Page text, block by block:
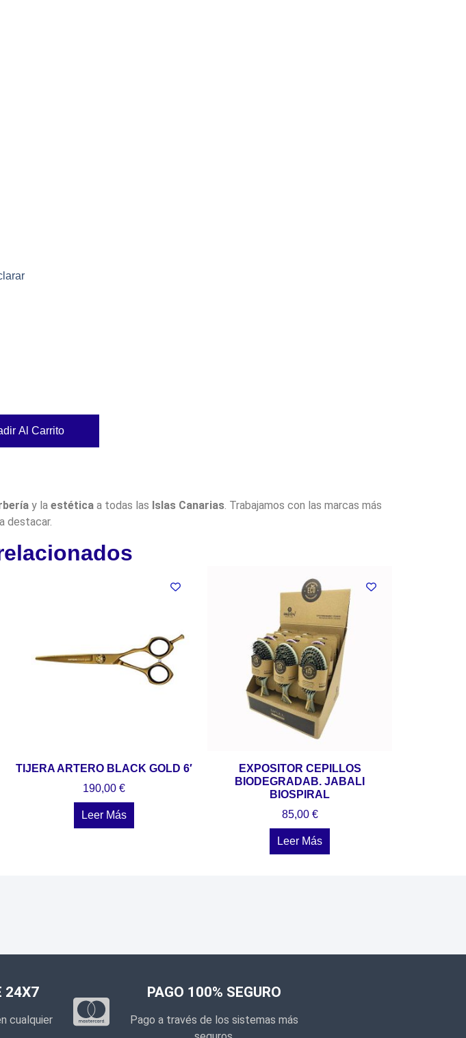
Al Carrito
y la estéticaa todas las Islas Canarias. Trabajamos con las marcas más
destacar.
TIJERA ARTERO BLACK GOLD 6′
190,00€
Leer Más
EXPOSITOR CEPILLOS
BIODEGRADAB. JABALI
BIOSPIRAL
85,00 €
Leer Más
24X7
cualquier
PAGO 100% SEGURO
Pago a través de los sistemas más